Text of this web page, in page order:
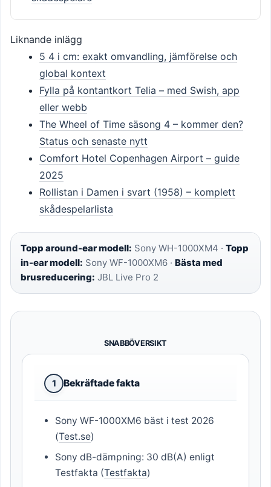
Liknande inlägg
5 4 i cm: exakt omvandling, jämförelse och
global kontext
Fylla på kontantkort Telia – med Swish, app
eller webb
The Wheel of Time säsong 4 – kommer den?
Status och senaste nytt
Comfort Hotel Copenhagen Airport – guide
2025
Rollistan i Damen i svart (1958) – komplett
skådespelarlista
Topp around-ear modell: Sony WH-1000XM4 · Topp
in-ear modell: Sony WF-1000XM6 · Bästa med
brusreducering: JBL Live Pro 2
SNABBÖVERSIKT
1 Bekräftade fakta
Sony WF-1000XM6 bäst i test 2026
(Test.se)
Sony dB-dämpning: 30 dB(A) enligt
Testfakta (Testfakta)